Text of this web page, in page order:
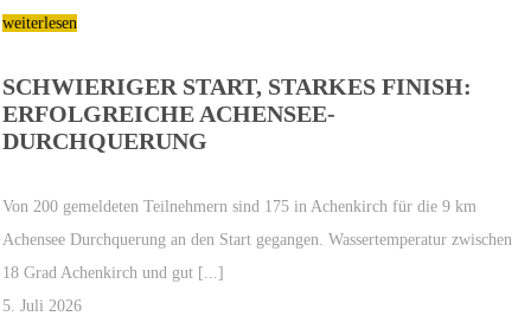
weiterlesen
SCHWIERIGER START, STARKES FINISH:
ERFOLGREICHE ACHENSEE-
DURCHQUERUNG
Von 200 gemeldeten Teilnehmern sind 175 in Achenkirch für die 9 km
Achensee Durchquerung an den Start gegangen. Wassertemperatur zwischen
18 Grad Achenkirch und gut [...]
5. Juli 2026